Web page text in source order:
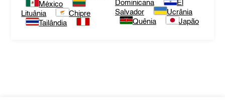
México
Lituânia
Chipre
Tailândia
Dominicana
El
Salvador
Ucrânia
Quênia
Japão